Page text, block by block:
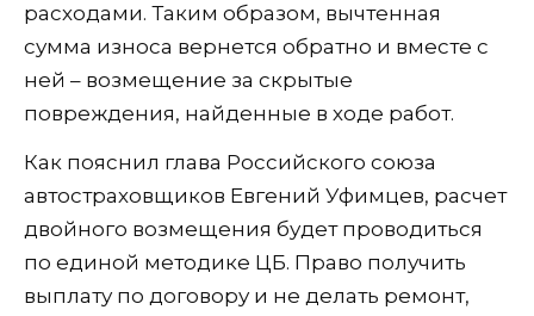
расходами. Таким образом, вычтенная
сумма износа вернется обратно и вместе с
ней – возмещение за скрытые
повреждения, найденные в ходе работ.
Как пояснил глава Российского союза
автостраховщиков Евгений Уфимцев, расчет
двойного возмещения будет проводиться
по единой методике ЦБ. Право получить
выплату по договору и не делать ремонт,